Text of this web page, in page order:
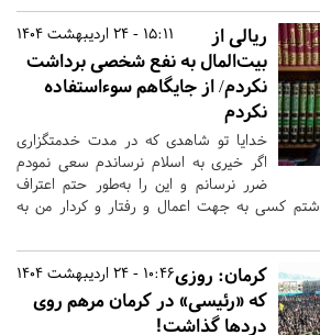
15:11 - 24 اردیبهشت 1404
ریالی از
بیت‌المال به نفع شخصی برداشت
نکردم/ از جایگاهم سوءاستفاده
نکردم
خدایا تو شاهدی که در مدت خدمتگزاری
اگر خیری به اسلام نرساندم سعی نمودم
ضرر نرسانم و این را به‌طور حتم اعتراف
کسی به جهت اعمال و رفتار و کردار من به
10:46 - 24 اردیبهشت 1404 کرمان: روزی
که «رئیسی» در کرمان مرهم روی
دردها گذاشت!